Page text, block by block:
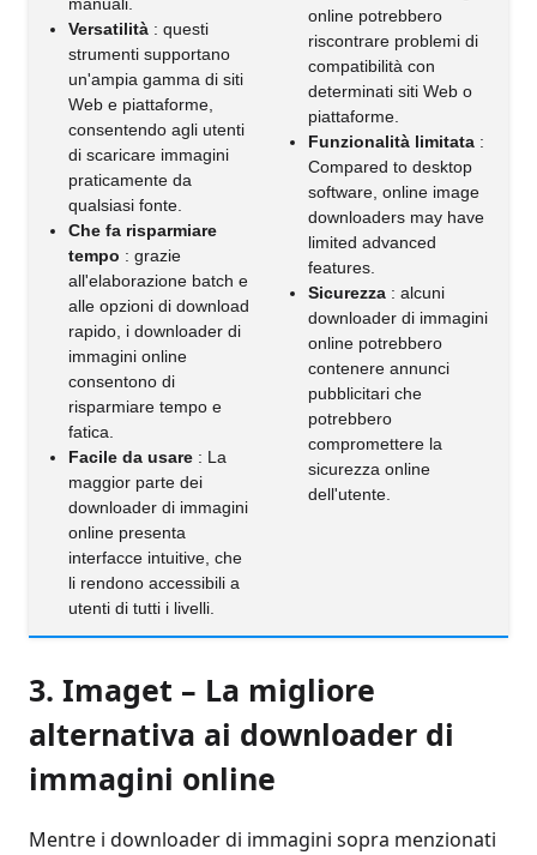
Versatilità : questi
strumenti supportano
un'ampia gamma di siti
Web e piattaforme,
consentendo agli utenti
di scaricare immagini
praticamente da
qualsiasi fonte.
Che fa risparmiare
tempo : grazie
all'elaborazione batch e
alle opzioni di download
rapido, i downloader di
immagini online
consentono di
risparmiare tempo e
fatica.
Facile da usare : La
maggior parte dei
downloader di immagini
online presenta
interfacce intuitive, che
li rendono accessibili a
utenti di tutti i livelli.
online potrebbero
riscontrare problemi di
compatibilità con
determinati siti Web o
piattaforme.
Funzionalità limitata :
Compared to desktop
software, online image
downloaders may have
limited advanced
features.
Sicurezza : alcuni
downloader di immagini
online potrebbero
contenere annunci
pubblicitari che
potrebbero
compromettere la
sicurezza online
dell'utente.
3. Imaget – La migliore
alternativa ai downloader di
immagini online
Mentre i downloader di immagini sopra menzionati